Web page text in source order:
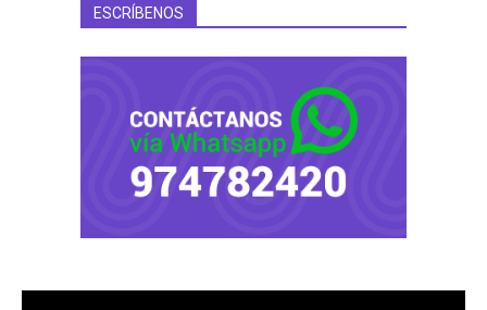
ESCRÍBENOS